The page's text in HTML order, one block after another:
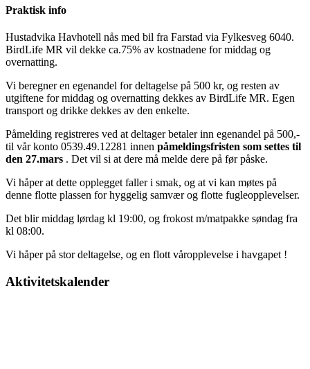
Praktisk info
Hustadvika Havhotell nås med bil fra Farstad via Fylkesveg 6040.
BirdLife MR vil dekke ca.75% av kostnadene for middag og
overnatting.
Vi beregner en egenandel for deltagelse på 500 kr, og resten av
utgiftene for middag og overnatting dekkes av BirdLife MR. Egen
transport og drikke dekkes av den enkelte.
Påmelding registreres ved at deltager betaler inn egenandel på 500,-
til vår konto 0539.49.12281 innen påmeldingsfristen som settes til
den 27.mars . Det vil si at dere må melde dere på før påske.
Vi håper at dette opplegget faller i smak, og at vi kan møtes på
denne flotte plassen for hyggelig samvær og flotte fugleopplevelser.
Det blir middag lørdag kl 19:00, og frokost m/matpakke søndag fra
kl 08:00.
Vi håper på stor deltagelse, og en flott våropplevelse i havgapet !
Aktivitetskalender